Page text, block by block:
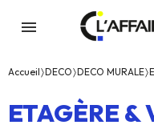
Accueil DECO DECO MURALE
ETAGÈRE &